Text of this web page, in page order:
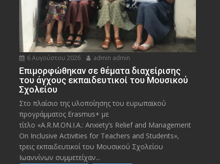
6 Αυγούστου 2026 admin admin
Eπιμορφώθηκαν σε θέματα διαχείρισης
του άγχους εκπαιδευτικοί του Μουσικού
Σχολείου
Στο πλαίσιο της υλοποίησης του ευρωπαϊκού
προγράμματος Erasmus+ με
τίτλο «A.R.M.ON.I.A.: Anxiety’s Relief and Management
On Inclusive Activities for Teachers and Students»,
τρεις εκπαιδευτικοί του Μουσικού Σχολείου
Ιωαννίνων συμμετείχαν...